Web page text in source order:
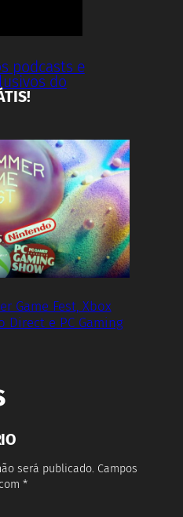
podcasts e
do
Game Fest, Xbox
Direct e PC Gaming
será publicado. Campos
*